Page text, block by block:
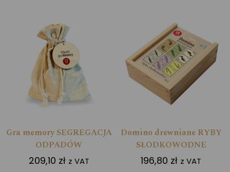
Gra memory SEGREGACJA
ODPADÓW
209,10 zł z VAT
Domino drewniane RYBY
SŁODKOWODNE
196,80 zł z VAT